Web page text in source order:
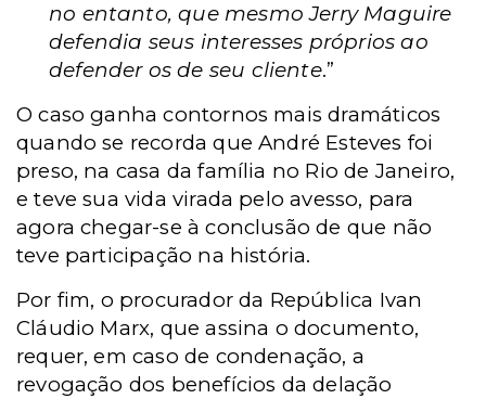
no entanto, que mesmo Jerry Maguire
defendia seus interesses próprios ao
defender os de seu cliente.”
O caso ganha contornos mais dramáticos
quando se recorda que André Esteves foi
preso, na casa da família no Rio de Janeiro,
e teve sua vida virada pelo avesso, para
agora chegar-se à conclusão de que não
teve participação na história.
Por fim, o procurador da República Ivan
Cláudio Marx, que assina o documento,
requer, em caso de condenação, a
revogação dos benefícios da delação